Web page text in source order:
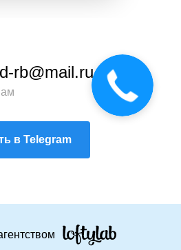
rb@mail.ru
в Telegram